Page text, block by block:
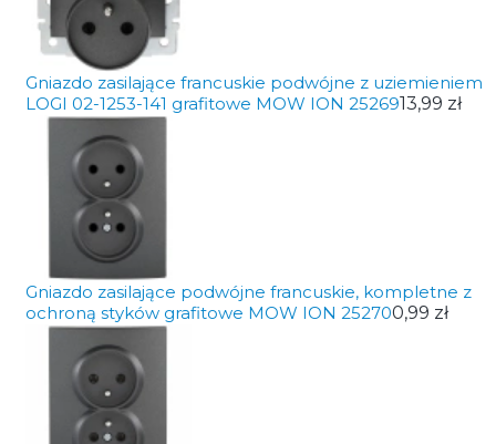
Gniazdo zasilające francuskie podwójne z uziemieniem
LOGI 02-1253-141 grafitowe MOW ION 2526913,99 zł
Gniazdo zasilające podwójne francuskie, kompletne z
ochroną styków grafitowe MOW ION 252700,99 zł